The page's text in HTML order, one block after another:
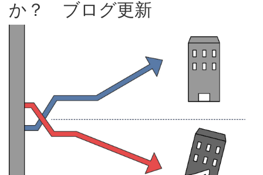
か？ ブログ更新